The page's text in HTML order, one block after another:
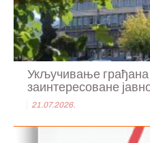
Укључивање грађана
заинтересоване
21.07.2026.